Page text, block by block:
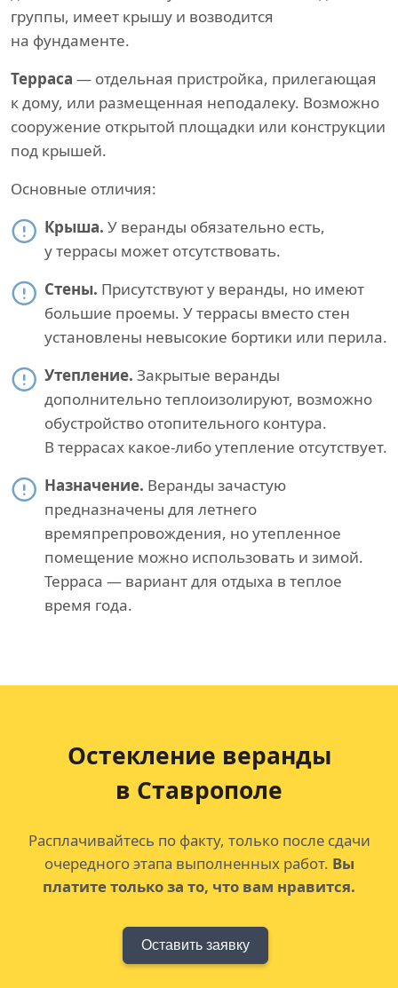
группы, имеет крышу и возводится
на фундаменте.
Терраса — отдельная пристройка, прилегающая
к дому, или размещенная неподалеку. Возможно
сооружение открытой площадки или конструкции
под крышей.
Основные отличия:
Крыша. У веранды обязательно есть,
у террасы может отсутствовать.
Стены. Присутствуют у веранды, но имеют
большие проемы. У террасы вместо стен
установлены невысокие бортики или перила.
Утепление. Закрытые веранды
дополнительно теплоизолируют, возможно
обустройство отопительного контура.
В террасах какое-либо утепление отсутствует.
Назначение. Веранды зачастую
предназначены для летнего
времяпрепровождения, но утепленное
помещение можно использовать и зимой.
Терраса — вариант для отдыха в теплое
время года.
Остекление веранды
в Ставрополе
Расплачивайтесь по факту, только после сдачи
очередного этапа выполненных работ. Вы
платите только за то, что вам нравится.
Оставить заявку